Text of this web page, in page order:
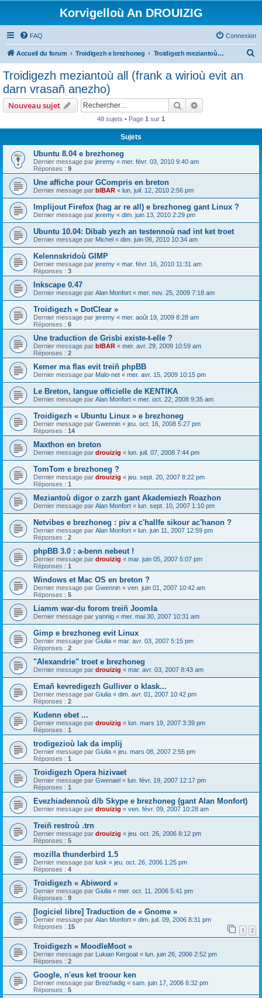
Korvigelloù An DROUIZIG
FAQ Connexion
Accueil du forum Troidigezh e brezhoneg Troidigezh meziantoù all (frank a wirioù evit an darn vrasañ anezho)
Troidigezh meziantoù all (frank a wirioù evit an
darn vrasañ anezho)
Nouveau sujet Rechercher
48 sujets • Page 1 sur 1
Sujets
Ubuntu 8.04 e brezhoneg
Dernier message par jeremy « mer. févr. 03, 2010 9:40 am
Réponses : 9
Une affiche pour GCompris en breton
Dernier message par bIBAR « lun. juil. 12, 2010 2:56 pm
Implijout Firefox (hag ar re all) e brezhoneg gant Linux ?
Dernier message par jeremy « dim. juin 13, 2010 2:29 pm
Ubuntu 10.04: Dibab yezh an testennoù nad int ket troet
Dernier message par Michel « dim. juin 06, 2010 10:34 am
Kelennskridoù GIMP
Dernier message par jeremy « mar. févr. 16, 2010 11:31 am
Réponses : 3
Inkscape 0.47
Dernier message par Alan Monfort « mer. nov. 25, 2009 7:18 am
Troidigezh « DotClear »
Dernier message par jeremy « mer. août 19, 2009 8:28 am
Réponses : 6
Une traduction de Grisbi existe-t-elle ?
Dernier message par bIBAR « mer. avr. 29, 2009 10:59 am
Réponses : 2
Kemer ma flas evit treiñ phpBB
Dernier message par Malo-net « mer. avr. 15, 2009 10:15 pm
Le Breton, langue officielle de KENTIKA
Dernier message par Alan Monfort « mer. oct. 22, 2008 9:35 am
Troidigezh « Ubuntu Linux » e brezhoneg
Dernier message par Gwennin « jeu. oct. 16, 2008 5:27 pm
Réponses : 14
Maxthon en breton
Dernier message par drouizig « lun. juil. 07, 2008 7:44 pm
TomTom e brezhoneg ?
Dernier message par drouizig « jeu. sept. 20, 2007 8:22 pm
Réponses : 1
Meziantoù digor o zarzh gant Akademiezh Roazhon
Dernier message par Alan Monfort « lun. sept. 10, 2007 1:10 pm
Netvibes e brezhoneg : piv a c'hallfe sikour ac'hanon ?
Dernier message par Alan Monfort « lun. juin 11, 2007 12:59 pm
Réponses : 2
phpBB 3.0 : a-benn nebeut !
Dernier message par drouizig « mar. juin 05, 2007 5:07 pm
Réponses : 1
Windows et Mac OS en breton ?
Dernier message par Gwennin « ven. juin 01, 2007 10:42 am
Réponses : 5
Liamm war-du forom treiñ Joomla
Dernier message par yannig « mer. mai 30, 2007 10:31 am
Gimp e brezhoneg evit Linux
Dernier message par Giulia « mar. avr. 03, 2007 5:15 pm
Réponses : 2
"Alexandrie" troet e brezhoneg
Dernier message par drouizig « mar. avr. 03, 2007 8:43 am
Emañ kevredigezh Gulliver o klask...
Dernier message par Giulia « dim. avr. 01, 2007 10:42 pm
Réponses : 2
Kudenn ebet ...
Dernier message par drouizig « lun. mars 19, 2007 3:39 pm
Réponses : 1
trodigezioù lak da implij
Dernier message par Giulia « jeu. mars 08, 2007 2:55 pm
Réponses : 1
Troidigezh Opera hizivaet
Dernier message par Gwenael « lun. févr. 19, 2007 12:17 pm
Réponses : 1
Evezhiadennoù d/b Skype e brezhoneg (gant Alan Monfort)
Dernier message par drouizig « ven. févr. 09, 2007 10:28 am
Treiñ restroù .trn
Dernier message par drouizig « jeu. oct. 26, 2006 8:12 pm
Réponses : 5
mozilla thunderbird 1.5
Dernier message par lusk « jeu. oct. 26, 2006 1:25 pm
Réponses : 4
Troidigezh « Abiword »
Dernier message par Giulia « mer. oct. 11, 2006 5:41 pm
Réponses : 9
[logiciel libre] Traduction de « Gnome »
Dernier message par Alan Monfort « dim. juil. 09, 2006 8:31 pm
Réponses : 15 1 2
Troidigezh « MoodleMoot »
Dernier message par Lukian Kergoat « lun. juin 26, 2006 2:52 pm
Réponses : 2
Google, n'eus ket troour ken
Dernier message par Breizhadig « sam. juin 17, 2006 6:32 pm
Réponses : 5